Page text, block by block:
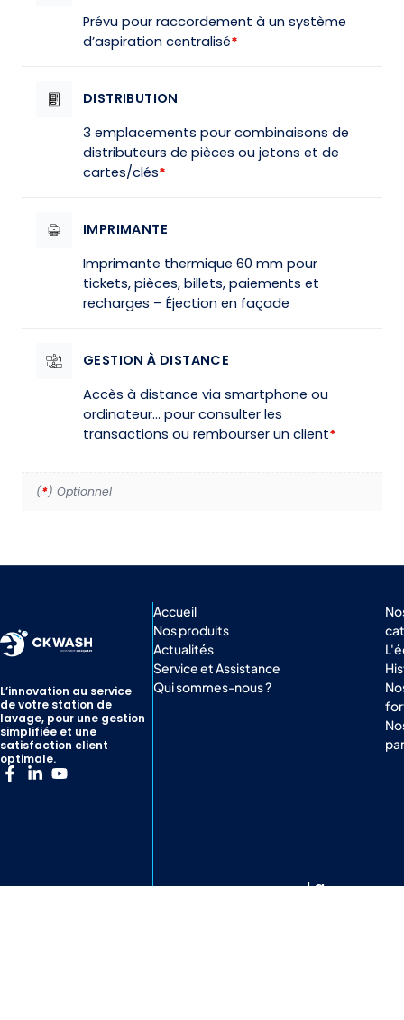
Prévu pour raccordement à un système
d’aspiration centralisé*
DISTRIBUTION
3 emplacements pour combinaisons de
distributeurs de pièces ou jetons et de
cartes/clés*
IMPRIMANTE
Imprimante thermique 60 mm pour
tickets, pièces, billets, paiements et
recharges – Éjection en façade
GESTION À DISTANCE
Accès à distance via smartphone ou
ordinateur… pour consulter les
transactions ou rembourser un client*
(*) Optionnel
L’innovation au service
de votre station de
lavage, pour une gestion
simplifiée et une
satisfaction client
optimale.
Accueil
Nos produits
Actualités
Service et Assistance
Qui sommes-nous ?
La